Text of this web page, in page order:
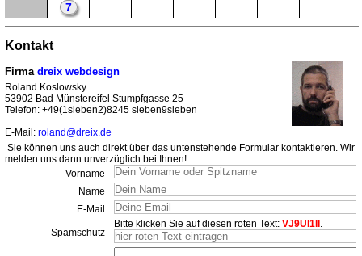
7
Kontakt
Firma dreix webdesign
Roland Koslowsky
53902 Bad Münstereifel Stumpfgasse 25
Telefon: +49(1sieben2)8245 sieben9sieben
E-Mail: roland@dreix.de
Sie können uns auch direkt über das untenstehende Formular kontaktieren. Wir
melden uns dann unverzüglich bei Ihnen!
Vorname
Name
E-Mail
Spamschutz
Bitte klicken Sie auf diesen roten Text: VJ9UI1II .